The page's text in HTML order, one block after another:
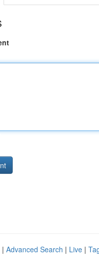
| Advanced Search | Live |